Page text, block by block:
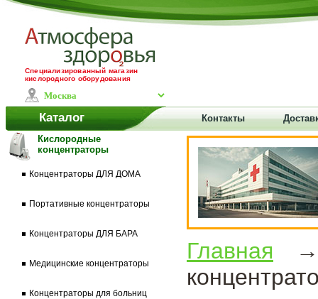
Специализированный магазин
кислородного оборудования
Каталог Контакты
Кислородные
концентраторы
Концентраторы ДЛЯ ДОМА
Портативные концентраторы
Концентраторы ДЛЯ БАРА
Медицинские концентраторы
Концентраторы для больниц
Главная